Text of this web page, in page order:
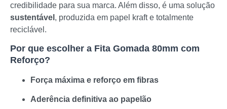
credibilidade para sua marca. Além disso, é uma solução
sustentável , produzida em papel kraft e totalmente
reciclável.
Por que escolher a Fita Gomada 80mm com
Reforço?
Força máxima e reforço em fibras
Aderência definitiva ao papelão